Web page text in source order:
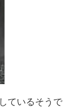
ているそうで